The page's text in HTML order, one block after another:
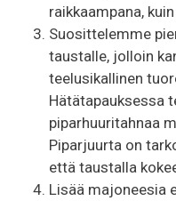
raikkaampana,
Suosittelemme
taustalle, jolloin
teelusikallinen
Hätätapauksessa
piparhuuritahnaa
Piparjuurta on
että taustalla
Lisää majoneesia